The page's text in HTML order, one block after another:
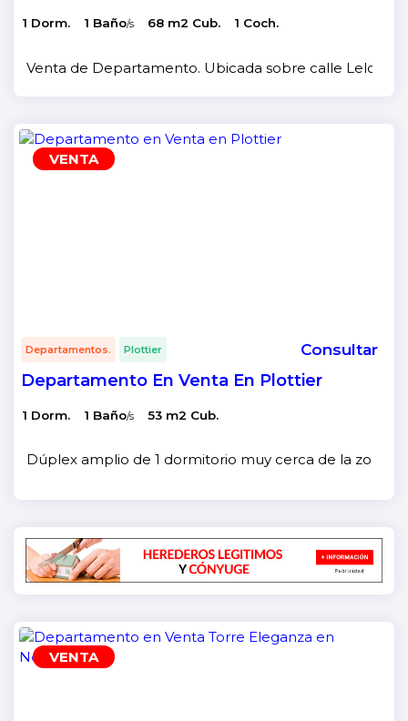
1 Dorm. 1 Baño/s 68 m2 Cub. 1 Coch.
Venta de Departamento. Ubicada sobre calle Leloir
VENTA
Departamentos. Plottier Consultar
Departamento En Venta En Plottier
1 Dorm. 1 Baño/s 53 m2 Cub.
Dúplex amplio de 1 dormitorio muy cerca de la zona
VENTA